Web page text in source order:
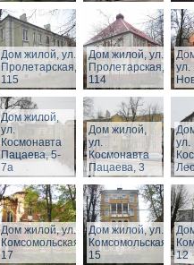
Дом жилой, ул.
Пролетарская,
115
Дом жилой, ул.
Пролетарская,
114
Дом жилой,
ул.
Космонавта
Пацаева, 5-
7а
Дом жилой,
ул.
Космонавта
Пацаева, 3
ул.
Дом жилой, ул.
Комсомольская,
17
Дом жилой, ул.
Комсомольская,
15
12